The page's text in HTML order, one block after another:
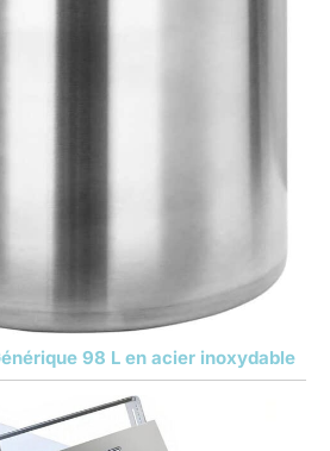
98 L en acier inoxydable